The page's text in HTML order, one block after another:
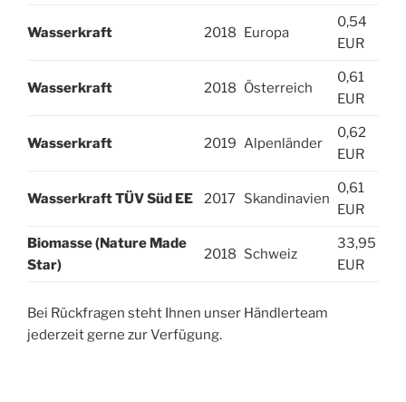
Wasserkraft 2018 Europa
0,54
EUR
Wasserkraft 2018 Österreich
0,61
EUR
Wasserkraft 2019 Alpenländer
0,62
EUR
Wasserkraft TÜV Süd EE 2017 Skandinavien
0,61
EUR
Biomasse (Nature Made
Star)
2018 Schweiz
33,95
EUR
Bei Rückfragen steht Ihnen unser Händlerteam
jederzeit gerne zur Verfügung.